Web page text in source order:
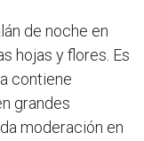
de noche en
hojas y flores. Es
contiene
grandes
moderación en